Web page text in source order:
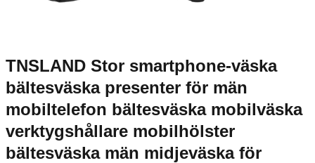
TNSLAND Stor smartphone-väska
bältesväska presenter för män
mobiltelefon bältesväska mobilväska
verktygshållare mobilhölster
bältesväska män midjeväska för